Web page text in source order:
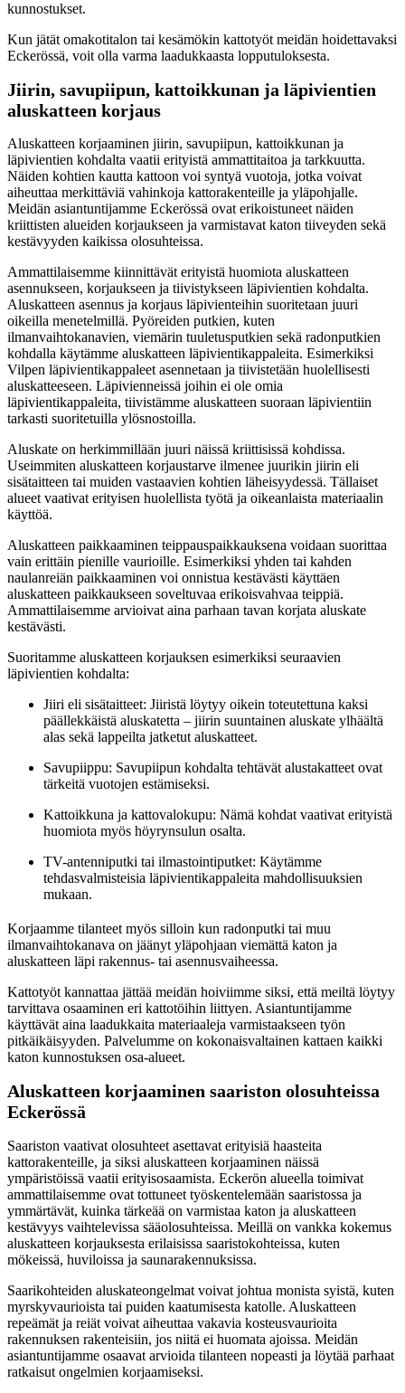
kunnostukset.
Kun jätät omakotitalon tai kesämökin kattotyöt meidän hoidettavaksi
Eckerössä, voit olla varma laadukkaasta lopputuloksesta.
Jiirin, savupiipun, kattoikkunan ja läpivientien
aluskatteen korjaus
Aluskatteen korjaaminen jiirin, savupiipun, kattoikkunan ja
läpivientien kohdalta vaatii erityistä ammattitaitoa ja tarkkuutta.
Näiden kohtien kautta kattoon voi syntyä vuotoja, jotka voivat
aiheuttaa merkittäviä vahinkoja kattorakenteille ja yläpohjalle.
Meidän asiantuntijamme Eckerössä ovat erikoistuneet näiden
kriittisten alueiden korjaukseen ja varmistavat katon tiiveyden sekä
kestävyyden kaikissa olosuhteissa.
Ammattilaisemme kiinnittävät erityistä huomiota aluskatteen
asennukseen, korjaukseen ja tiivistykseen läpivientien kohdalta.
Aluskatteen asennus ja korjaus läpivienteihin suoritetaan juuri
oikeilla menetelmillä. Pyöreiden putkien, kuten
ilmanvaihtokanavien, viemärin tuuletusputkien sekä radonputkien
kohdalla käytämme aluskatteen läpivientikappaleita. Esimerkiksi
Vilpen läpivientikappaleet asennetaan ja tiivistetään huolellisesti
aluskatteeseen. Läpivienneissä joihin ei ole omia
läpivientikappaleita, tiivistämme aluskatteen suoraan läpivientiin
tarkasti suoritetuilla ylösnostoilla.
Aluskate on herkimmillään juuri näissä kriittisissä kohdissa.
Useimmiten aluskatteen korjaustarve ilmenee juurikin jiirin eli
sisätaitteen tai muiden vastaavien kohtien läheisyydessä. Tällaiset
alueet vaativat erityisen huolellista työtä ja oikeanlaista materiaalin
käyttöä.
Aluskatteen paikkaaminen teippauspaikkauksena voidaan suorittaa
vain erittäin pienille vaurioille. Esimerkiksi yhden tai kahden
naulanreiän paikkaaminen voi onnistua kestävästi käyttäen
aluskatteen paikkaukseen soveltuvaa erikoisvahvaa teippiä.
Ammattilaisemme arvioivat aina parhaan tavan korjata aluskate
kestävästi.
Suoritamme aluskatteen korjauksen esimerkiksi seuraavien
läpivientien kohdalta:
Jiiri eli sisätaitteet: Jiiristä löytyy oikein toteutettuna kaksi
päällekkäistä aluskatetta – jiirin suuntainen aluskate ylhäältä
alas sekä lappeilta jatketut aluskatteet.
Savupiippu: Savupiipun kohdalta tehtävät alustakatteet ovat
tärkeitä vuotojen estämiseksi.
Kattoikkuna ja kattovalokupu: Nämä kohdat vaativat erityistä
huomiota myös höyrynsulun osalta.
TV-antenniputki tai ilmastointiputket: Käytämme
tehdasvalmisteisia läpivientikappaleita mahdollisuuksien
mukaan.
Korjaamme tilanteet myös silloin kun radonputki tai muu
ilmanvaihtokanava on jäänyt yläpohjaan viemättä katon ja
aluskatteen läpi rakennus- tai asennusvaiheessa.
Kattotyöt kannattaa jättää meidän hoiviimme siksi, että meiltä löytyy
tarvittava osaaminen eri kattotöihin liittyen. Asiantuntijamme
käyttävät aina laadukkaita materiaaleja varmistaakseen työn
pitkäikäisyyden. Palvelumme on kokonaisvaltainen kattaen kaikki
katon kunnostuksen osa-alueet.
Aluskatteen korjaaminen saariston olosuhteissa
Eckerössä
Saariston vaativat olosuhteet asettavat erityisiä haasteita
kattorakenteille, ja siksi aluskatteen korjaaminen näissä
ympäristöissä vaatii erityisosaamista. Eckerön alueella toimivat
ammattilaisemme ovat tottuneet työskentelemään saaristossa ja
ymmärtävät, kuinka tärkeää on varmistaa katon ja aluskatteen
kestävyys vaihtelevissa sääolosuhteissa. Meillä on vankka kokemus
aluskatteen korjauksesta erilaisissa saaristokohteissa, kuten
mökeissä, huviloissa ja saunarakennuksissa.
Saarikohteiden aluskateongelmat voivat johtua monista syistä, kuten
myrskyvaurioista tai puiden kaatumisesta katolle. Aluskatteen
repeämät ja reiät voivat aiheuttaa vakavia kosteusvaurioita
rakennuksen rakenteisiin, jos niitä ei huomata ajoissa. Meidän
asiantuntijamme osaavat arvioida tilanteen nopeasti ja löytää parhaat
ratkaisut ongelmien korjaamiseksi.